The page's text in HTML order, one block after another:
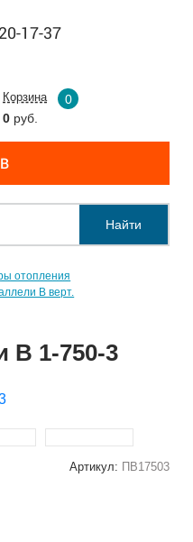
17-37
Корзина
0
0 руб.
Найти
отопления
В верт.
В 1-750-3
Артикул: ПВ17503